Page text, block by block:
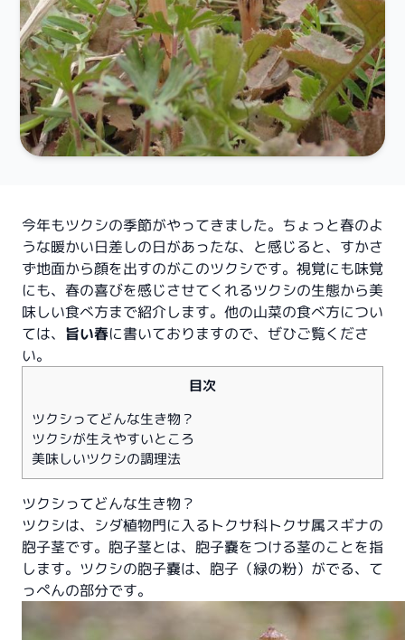
今年もツクシの季節がやってきました。ちょっと春のよ
うな暖かい日差しの日があったな、と感じると、すかさ
ず地面から顔を出すのがこのツクシです。視覚にも味覚
にも、春の喜びを感じさせてくれるツクシの生態から美
味しい食べ方まで紹介します。他の山菜の食べ方につい
ては、 旨い春に書いておりますので、ぜひご覧くださ
い。
目次
ツクシってどんな生き物？
ツクシが生えやすいところ
美味しいツクシの調理法
ツクシってどんな生き物？
ツクシは、シダ植物門に入るトクサ科トクサ属スギナの
胞子茎です。胞子茎とは、胞子嚢をつける茎のことを指
します。ツクシの胞子嚢は、胞子（緑の粉）がでる、て
っぺんの部分です。